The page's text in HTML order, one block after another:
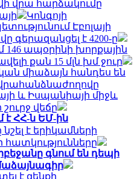
վրա հարձակումը
Կոնգոյի
Էբոլայի
է 4200-ը
ապօրինի խորքային
քան 15 մլն խմ ջուր
​​միաձայն հանդես են
և Իսպանիայի միջև
վեճը
ՀՀ-ն ԵՄ-ին
է երիկամների
գնում են դեպի
է զենքի